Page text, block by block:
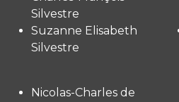
Silvestre
Suzanne Elisabeth
Silvestre
Nicolas-Charles de